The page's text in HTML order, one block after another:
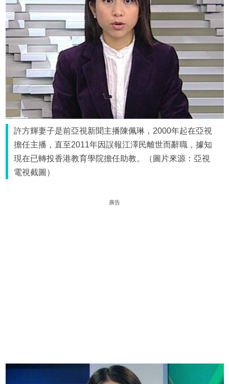
許方輝妻子是前亞視新聞主播陳佩琳，2000年起在亞視
擔任主播，直至2011年因誤報江澤民離世而辭職，據知
現在已轉投香港教育學院擔任助教。（圖片來源：亞視
電視截圖）
廣告